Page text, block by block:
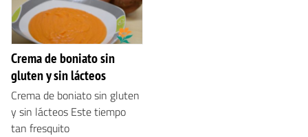
Crema de boniato sin
gluten y sin lácteos
Crema de boniato sin gluten
y sin lácteos Este tiempo
tan fresquito